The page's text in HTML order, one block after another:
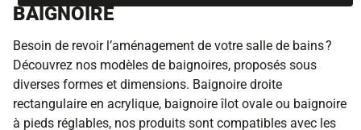
page
BAIGNOIRE
Besoin de revoir l’aménagement de votre salle de bains ?
Découvrez nos modèles de baignoires, proposés sous
diverses formes et dimensions. Baignoire droite
rectangulaire en acrylique, baignoire îlot ovale ou baignoire
à pieds réglables, nos produits sont compatibles avec les